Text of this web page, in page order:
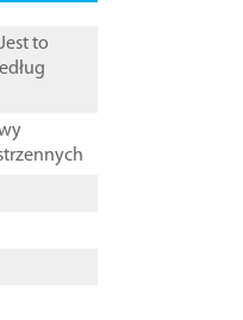
to